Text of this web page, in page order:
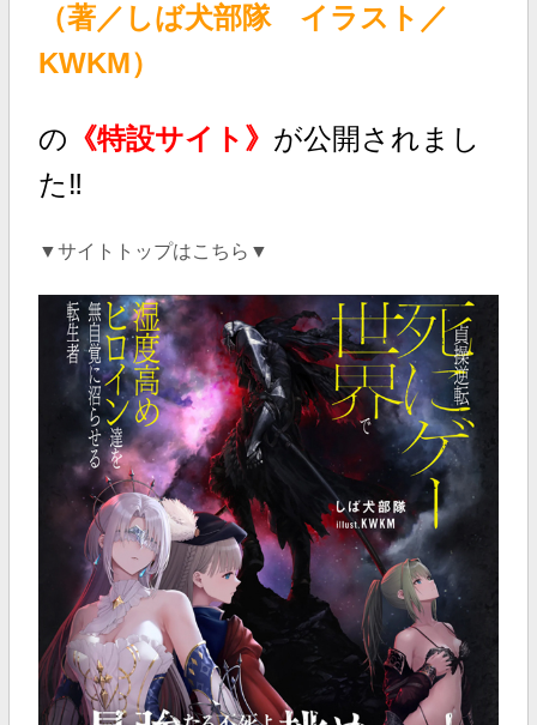
（著／しば犬部隊 イラスト／
KWKM）
の 《特設サイト》 が公開されまし
た‼
▼サイトトップはこちら▼